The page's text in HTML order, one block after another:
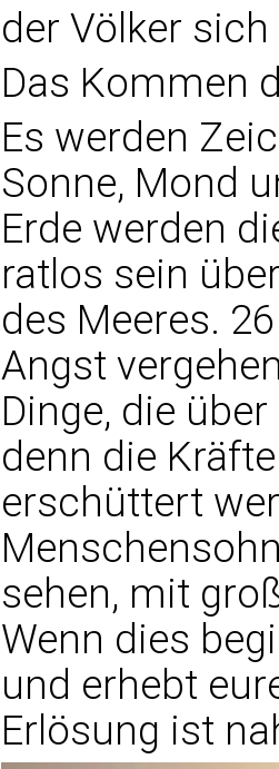
der Völker
Das Kommen
Es werden
Sonne, Mond
Erde werden
ratlos sein
des Meeres.
Angst
Dinge, die
denn die
erschüttert
sehen, mit
Wenn dies
und erhebt
Erlösung ist